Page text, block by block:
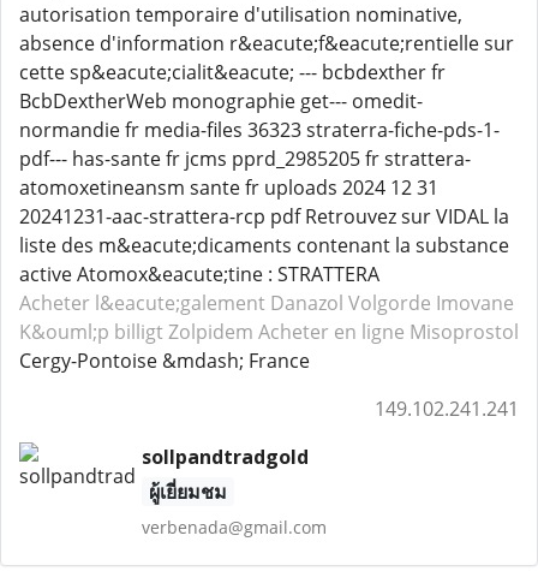
autorisation temporaire d'utilisation nominative,
absence d'information r&eacute;f&eacute;rentielle sur
cette sp&eacute;cialit&eacute; --- bcbdexther fr
BcbDextherWeb monographie get--- omedit-
normandie fr media-files 36323 straterra-fiche-pds-1-
pdf--- has-sante fr jcms pprd_2985205 fr strattera-
atomoxetineansm sante fr uploads 2024 12 31
20241231-aac-strattera-rcp pdf Retrouvez sur VIDAL la
liste des m&eacute;dicaments contenant la substance
active Atomox&eacute;tine : STRATTERA
Acheter l&eacute;galement Danazol Volgorde Imovane
K&ouml;p billigt Zolpidem Acheter en ligne Misoprostol
Cergy-Pontoise &mdash; France
149.102.241.241
sollpandtradgold
ผู้เยี่ยมชม
verbenada@gmail.com